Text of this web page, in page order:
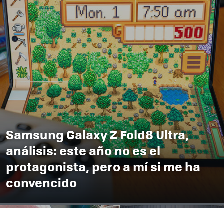
Samsung Galaxy Z Fold8 Ultra,
análisis: este año no es el
protagonista, pero a mí si me ha
convencido